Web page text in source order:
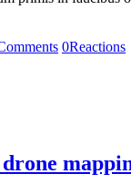
0Reactions